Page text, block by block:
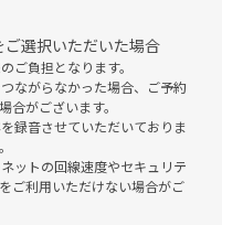
ご選択いただいた場合
ご負担となります。
ながらなかった場合、ご予約
合がございます。
録音させていただいておりま
ットの回線速度やセキュリテ
ご利用いただけない場合がご